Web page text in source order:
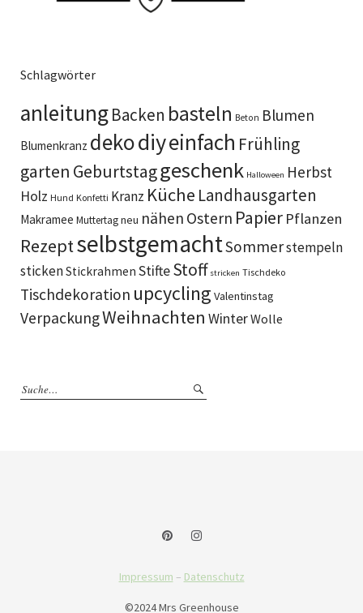
Schlagwörter
anleitungBacken basteln Beton Blumen
Blumenkranz dekodiyeinfach Frühling
garten Geburtstaggeschenk Halloween Herbst
Holz Hund Konfetti Kranz Küche Landhausgarten
Makramee Muttertagneu nähen Ostern Papier Pflanzen
RezeptselbstgemachtSommerstempeln
stickenStickrahmen StifteStoff stricken Tischdeko
Tischdekoration upcycling Valentinstag
VerpackungWeihnachten WinterWolle
Impressum – Datenschutz
©2024 Mrs Greenhouse